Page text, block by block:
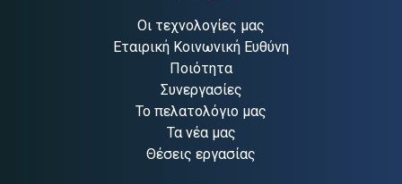
Οι τεχνολογίες μας
Εταιρική Κοινωνική Ευθύνη
Ποιότητα
Συνεργασίες
Το πελατολόγιο μας
Τα νέα μας
Θέσεις εργασίας